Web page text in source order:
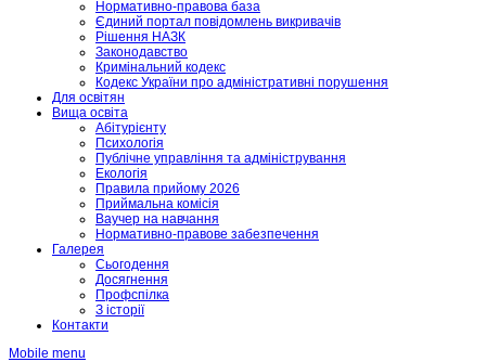
Нормативно-правова база
Єдиний портал повідомлень викривачів
Рішення НАЗК
Законодавство
Кримінальний кодекс
Кодекс України про адміністративні порушення
Для освітян
Вища освіта
Абітурієнту
Психологія
Публічне управління та адміністрування
Екологія
Правила прийому 2026
Приймальна комісія
Ваучер на навчання
Нормативно-правове забезпечення
Галерея
Сьогодення
Досягнення
Профспілка
З історії
Контакти
Mobile menu